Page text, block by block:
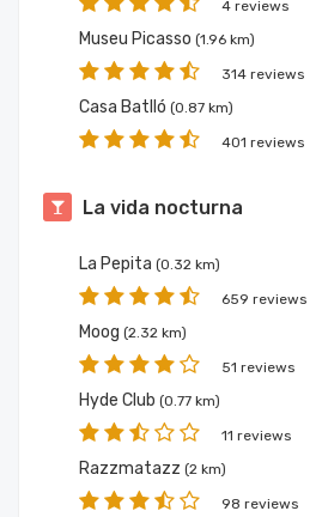
4 reviews
Museu Picasso (1.96 km)
314 reviews
Casa Batlló (0.87 km)
401 reviews
La vida nocturna
La Pepita (0.32 km)
659 reviews
Moog (2.32 km)
51 reviews
Hyde Club (0.77 km)
11 reviews
Razzmatazz (2 km)
98 reviews